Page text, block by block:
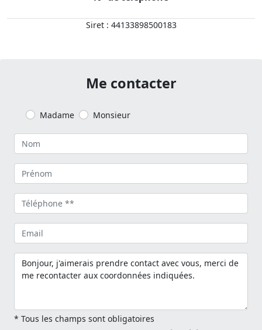
Siret : 44133898500183
Me contacter
Madame Monsieur
* Tous les champs sont obligatoires